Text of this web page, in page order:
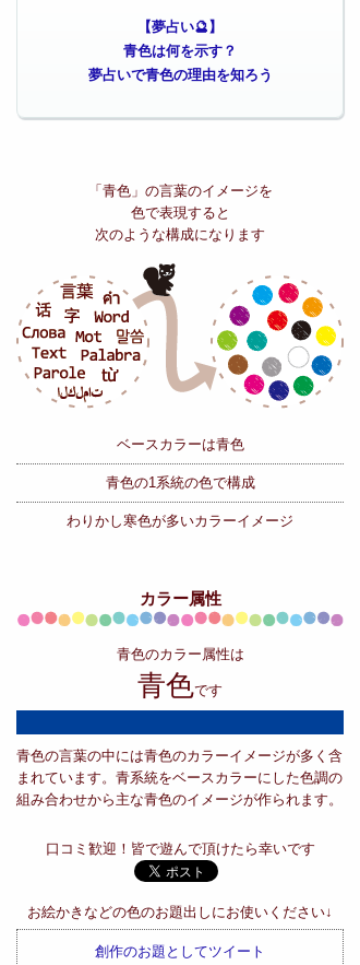
【夢占い🔮】
青色は何を示す？
夢占いで青色の理由を知ろう
「青色」の言葉のイメージを
色で表現すると
次のような構成になります
ベースカラーは青色
青色の1系統の色で構成
わりかし寒色が多いカラーイメージ
カラー属性
青色のカラー属性は
青色です
青色の言葉の中には青色のカラーイメージが多く含
まれています。青系統をベースカラーにした色調の
組み合わせから主な青色のイメージが作られます。
口コミ歓迎！皆で遊んで頂けたら幸いです
お絵かきなどの色のお題出しにお使いください↓
創作のお題としてツイート